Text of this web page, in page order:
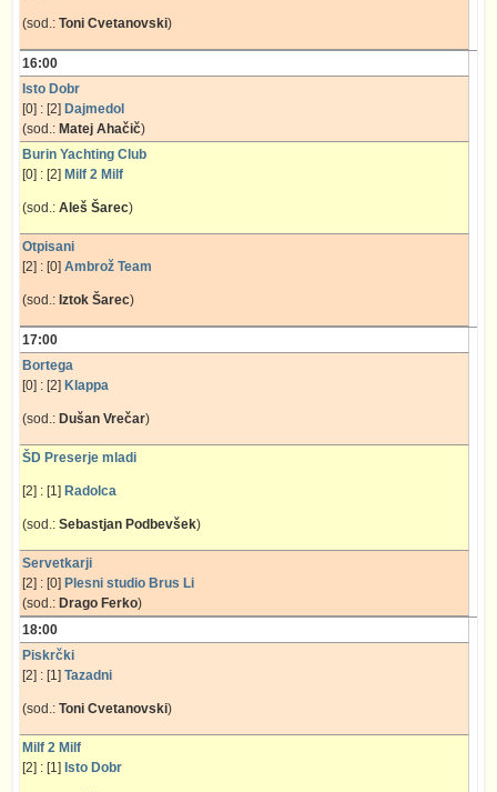
(sod.: Toni Cvetanovski)
16:00
Isto Dobr
[0] : [2] Dajmedol
(sod.: Matej Ahačič)
Burin Yachting Club
[0] : [2] Milf 2 Milf
(sod.: Aleš Šarec)
Otpisani
[2] : [0] Ambrož Team
(sod.: Iztok Šarec)
17:00
Bortega
[0] : [2] Klappa
(sod.: Dušan Vrečar)
ŠD Preserje mladi
[2] : [1] Radolca
(sod.: Sebastjan Podbevšek)
Servetkarji
[2] : [0] Plesni studio Brus Li
(sod.: Drago Ferko)
18:00
Piskrčki
[2] : [1] Tazadni
(sod.: Toni Cvetanovski)
Milf 2 Milf
[2] : [1] Isto Dobr